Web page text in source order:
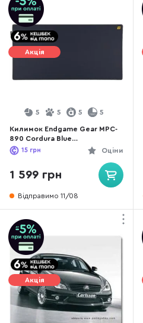
Акція
5 5 5 5
Килимок Endgame Gear MPC-
890 Cordura Blue
(PGWEGMUP007)
Оціни
15 грн
1 599 грн
Відправимо 11/08
Акція